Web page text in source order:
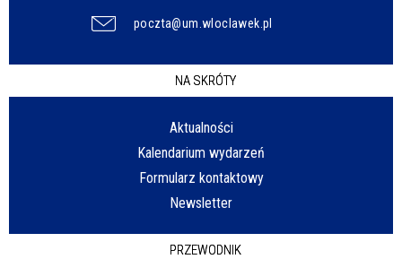
poczta@um.wloclawek.pl
NA SKRÓTY
Aktualności
Kalendarium wydarzeń
Formularz kontaktowy
Newsletter
PRZEWODNIK